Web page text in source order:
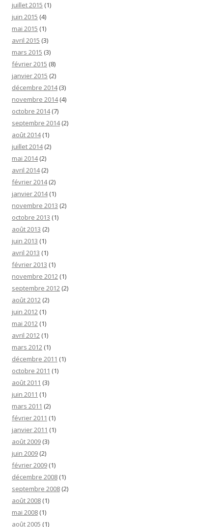
juillet 2015 (1)
juin 2015 (4)
mai 2015 (1)
avril 2015 (3)
mars 2015 (3)
février 2015 (8)
janvier 2015 (2)
décembre 2014(3)
novembre 2014(4)
octobre 2014(7)
septembre 2014(2)
août 2014(1)
juillet 2014(2)
mai 2014(2)
avril 2014(2)
février 2014(2)
janvier 2014(1)
novembre 2013 (2)
octobre 2013 (1)
août 2013 (2)
juin 2013 (1)
avril 2013 (1)
février 2013 (1)
novembre 2012 (1)
septembre 2012 (2)
août 2012 (2)
juin 2012 (1)
mai 2012 (1)
avril 2012 (1)
mars 2012 (1)
décembre 2011 (1)
octobre 2011 (1)
août 2011 (3)
juin 2011 (1)
mars 2011 (2)
février 2011 (1)
janvier 2011 (1)
août 2009 (3)
juin 2009 (2)
février 2009 (1)
décembre 2008 (1)
septembre 2008 (2)
août 2008 (1)
mai 2008 (1)
août 2005 (1)